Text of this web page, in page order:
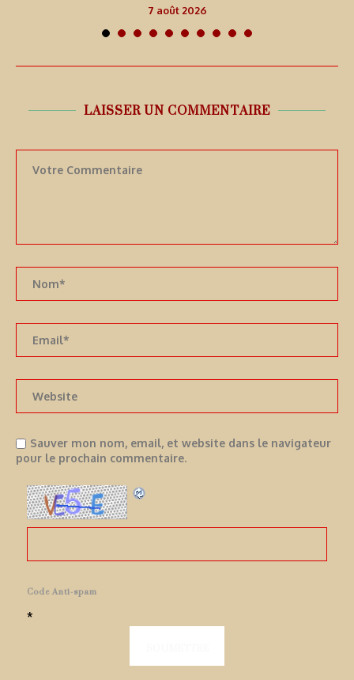
7 août 2026
LAISSER UN COMMENTAIRE
Sauver mon nom, email, et website dans le navigateur
pour le prochain commentaire.
Code Anti-spam
*